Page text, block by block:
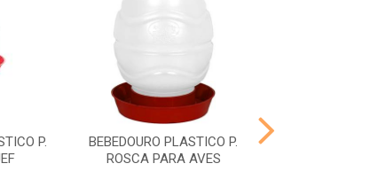
P.
BEBEDOURO PLASTICO P.
ROSCA PARA AVES